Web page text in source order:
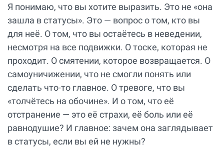
Я понимаю, что вы хотите выразить. Это не «она
зашла в статусы». Это — вопрос о том, кто вы
для неё. О том, что вы остаётесь в неведении,
несмотря на все подвижки. О тоске, которая не
проходит. О смятении, которое возвращается. О
самоуничижении, что не смогли понять или
сделать что-то главное. О тревоге, что вы
«толчётесь на обочине». И о том, что её
отстранение — это её страхи, её боль или её
равнодушие? И главное: зачем она заглядывает
в статусы, если вы ей не нужны?